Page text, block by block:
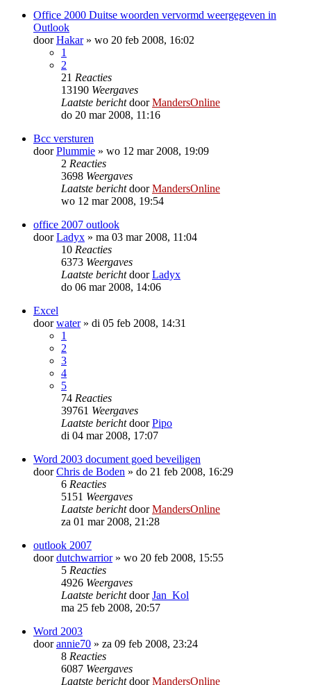
Office 2000 Duitse woorden vervormd weergegeven in
Outlook
doorHakar» wo 20 feb 2008, 16:02
1
2
21 Reacties
13190 Weergaves
Laatste berichtdoorMandersOnline
do 20 mar 2008, 11:16
Bcc versturen
doorPlummie » wo 12 mar 2008, 19:09
2 Reacties
3698 Weergaves
Laatste berichtdoorMandersOnline
wo 12 mar 2008, 19:54
office 2007 outlook
doorLadyx » ma 03 mar 2008, 11:04
10 Reacties
6373 Weergaves
Laatste berichtdoorLadyx
do 06 mar 2008, 14:06
Excel
doorwater» di 05 feb 2008, 14:31
1
2
3
4
5
74 Reacties
39761 Weergaves
Laatste berichtdoorPipo
di 04 mar 2008, 17:07
Word 2003 document goed beveiligen
doorChris de Boden » do 21 feb 2008, 16:29
6 Reacties
5151 Weergaves
Laatste berichtdoorMandersOnline
za 01 mar 2008, 21:28
outlook 2007
doordutchwarrior» wo 20 feb 2008, 15:55
5 Reacties
4926 Weergaves
Laatste berichtdoorJan_Kol
ma 25 feb 2008, 20:57
Word 2003
doorannie70 » za 09 feb 2008, 23:24
8 Reacties
6087 Weergaves
Laatste berichtdoorMandersOnline